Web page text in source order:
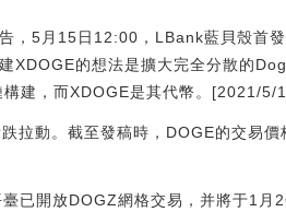
5月15日12:00，LBank藍貝殼首發
XDOGE的想法是擴大完全分散的
建，而XDOGE是其代幣。[2021/
拉動。截至發稿時，DOGE的交易
已開放DOGZ網格交易，并將于1月